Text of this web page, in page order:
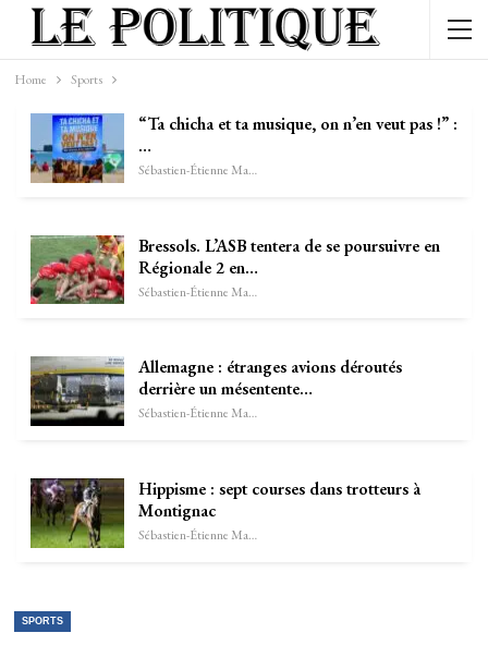
Home Sports
“Ta chicha et ta musique, on n’en veut pas !” :
…
Sébastien-Étienne Marechal
Bressols. L’ASB tentera de se poursuivre en
Régionale 2 en…
Sébastien-Étienne Marechal
Allemagne : étranges avions déroutés
derrière un mésentente…
Sébastien-Étienne Marechal
Hippisme : sept courses dans trotteurs à
Montignac
Sébastien-Étienne Marechal
SPORTS